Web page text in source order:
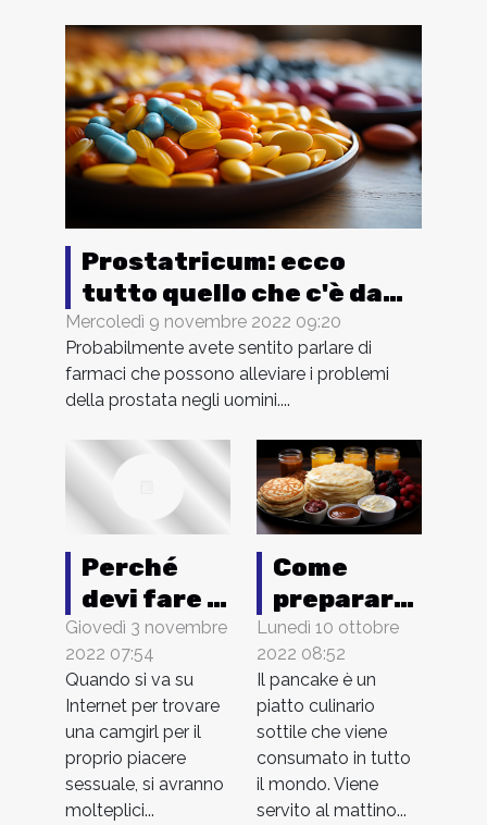
Prostatricum: ecco
tutto quello che c'è da
sapere su questo
farmaco
Mercoledì 9 novembre 2022 09:20
Probabilmente avete sentito parlare di
farmaci che possono alleviare i problemi
della prostata negli uomini....
Perché
devi fare il
tuo show
con una
camgirl
italiana?
Giovedì 3 novembre
2022 07:54
Quando si va su
Internet per trovare
una camgirl per il
proprio piacere
sessuale, si avranno
molteplici...
Come
preparare
un
pancake
Lunedì 10 ottobre
2022 08:52
Il pancake è un
piatto culinario
sottile che viene
consumato in tutto
il mondo. Viene
servito al mattino...